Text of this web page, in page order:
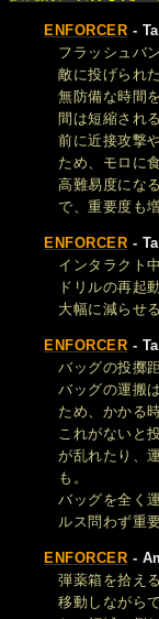
ENFORCER -
フラッシュバ
敵に投げられ
無防備な時間
間は短縮され
前に近接攻撃
ため、モロに
高難易度にな
で、重要度も
ENFORCER -
インタラクト
ドリルの再起
大幅に減らせる
ENFORCER -
バッグの投擲
バッグの運搬
ため、かかる
これがないと
が乱れたり、
も。
バッグを全く
ルス問わず重要
ENFORCER -
弾薬箱を拾え
移動しながら